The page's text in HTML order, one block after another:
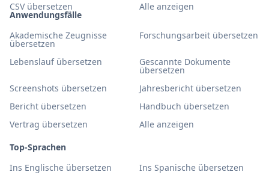
Anwendungsfälle
Akademische Zeugnisse
übersetzen
Forschungsarbeit übersetzen
Lebenslauf übersetzen Gescannte Dokumente
übersetzen
Screenshots übersetzen
Jahresbericht übersetzen
Bericht übersetzen
Handbuch übersetzen
Vertrag übersetzen
Alle anzeigen
Top-Sprachen
Ins Englische übersetzen
Ins Spanische übersetzen
CSV übersetzen
Alle anzeigen